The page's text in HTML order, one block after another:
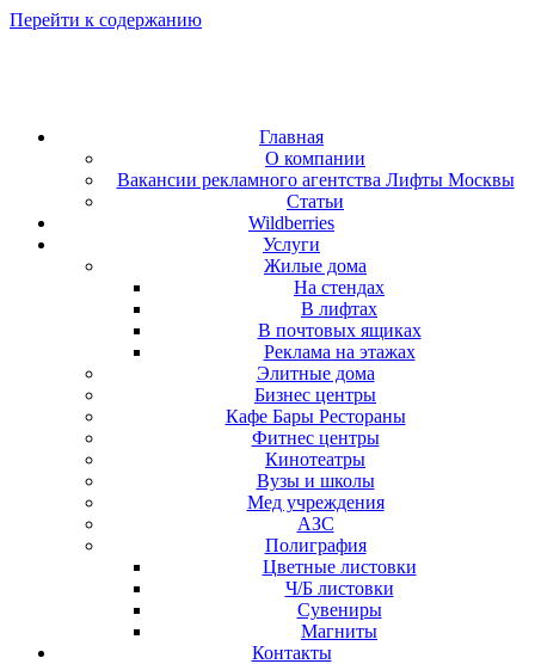
Перейти к содержанию
Главная
О компании
Вакансии рекламного агентства Лифты Москвы
Статьи
Wildberries
Услуги
Жилые дома
На стендах
В лифтах
В почтовых ящиках
Реклама на этажах
Элитные дома
Бизнес центры
Кафе Бары Рестораны
Фитнес центры
Кинотеатры
Вузы и школы
Мед учреждения
АЗС
Полиграфия
Цветные листовки
Ч/Б листовки
Сувениры
Магниты
Контакты